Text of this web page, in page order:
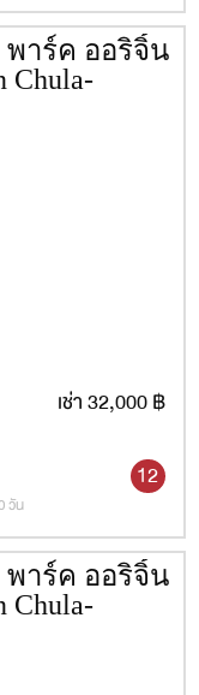
พาร์ค ออริจิ้น
Chula-
เช่า 32,000 ฿
12
วัน
พาร์ค ออริจิ้น
Chula-